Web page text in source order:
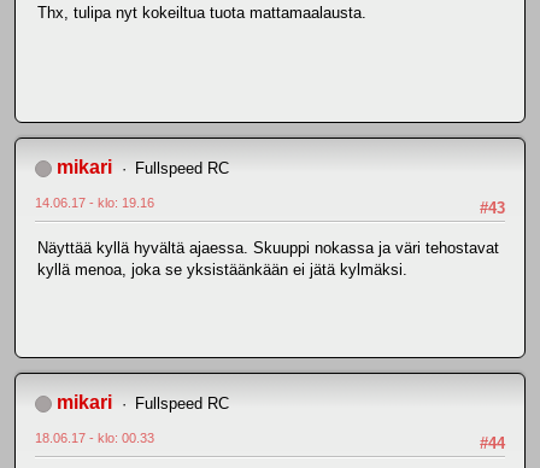
Thx, tulipa nyt kokeiltua tuota mattamaalausta.
mikari Fullspeed RC
#43
14.06.17 - klo: 19.16
Näyttää kyllä hyvältä ajaessa. Skuuppi nokassa ja väri tehostavat
kyllä menoa, joka se yksistäänkään ei jätä kylmäksi.
mikari Fullspeed RC
#44
18.06.17 - klo: 00.33